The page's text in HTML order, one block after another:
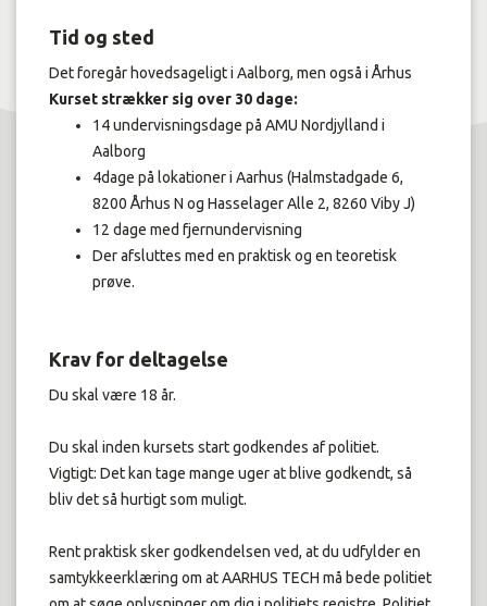
Tid og sted
Det foregår hovedsageligt i Aalborg, men også i Århus
Kurset strækker sig over 30 dage:
14 undervisningsdage på AMU Nordjylland i
Aalborg
4dage på lokationer i Aarhus (Halmstadgade 6,
8200 Århus N og Hasselager Alle 2, 8260 Viby J)
12 dage med fjernundervisning
Der afsluttes med en praktisk og en teoretisk
prøve.
Krav for deltagelse
Du skal være 18 år.
Du skal inden kursets start godkendes af politiet.
Vigtigt: Det kan tage mange uger at blive godkendt, så
bliv det så hurtigt som muligt.
Rent praktisk sker godkendelsen ved, at du udfylder en
samtykkeerklæring om at AARHUS TECH må bede politiet